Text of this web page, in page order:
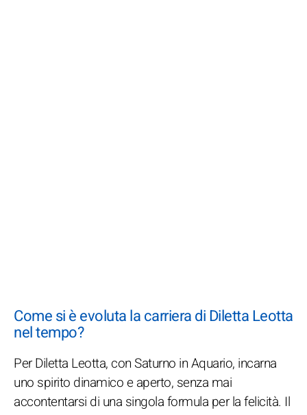
Come si è evoluta la carriera di Diletta Leotta
nel tempo?
Per Diletta Leotta, con Saturno in Aquario, incarna
uno spirito dinamico e aperto, senza mai
accontentarsi di una singola formula per la felicità. Il